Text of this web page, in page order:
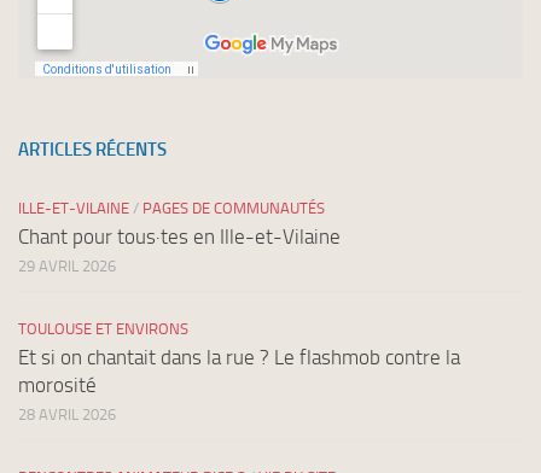
ARTICLES RÉCENTS
ILLE-ET-VILAINE / PAGES DE COMMUNAUTÉS
Chant pour tous·tes en Ille-et-Vilaine
29 AVRIL 2026
TOULOUSE ET ENVIRONS
Et si on chantait dans la rue ? Le flashmob contre la
morosité
28 AVRIL 2026